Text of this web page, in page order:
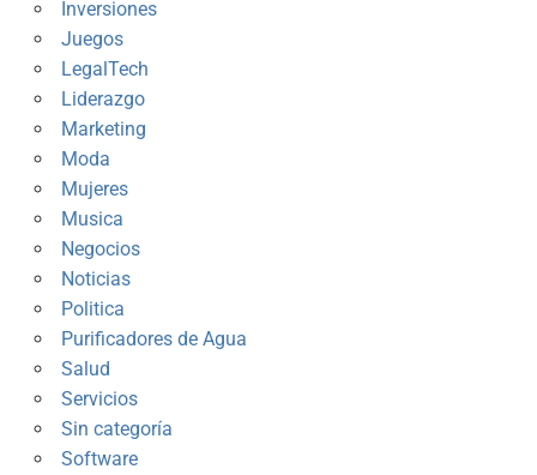
Inversiones
Juegos
LegalTech
Liderazgo
Marketing
Moda
Mujeres
Musica
Negocios
Noticias
Politica
Purificadores de Agua
Salud
Servicios
Sin categoría
Software